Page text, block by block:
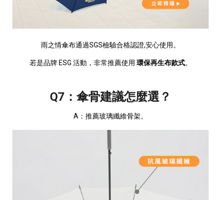
雨之情傘布通過SGS檢驗合格認證,安心使用。
若是品牌 ESG 活動，非常推薦使用 環保再生布款式。
Q7：傘骨建議怎麼選？
A：推薦玻璃纖維骨架。